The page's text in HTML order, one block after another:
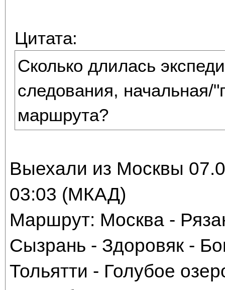
Цитата:
Сколько длилась
следования, начальная/
маршрута?
Выехали из Москвы
03:03 (МКАД)
Маршрут: Москва -
Сызрань - Здоровяк -
Тольятти - Голубое